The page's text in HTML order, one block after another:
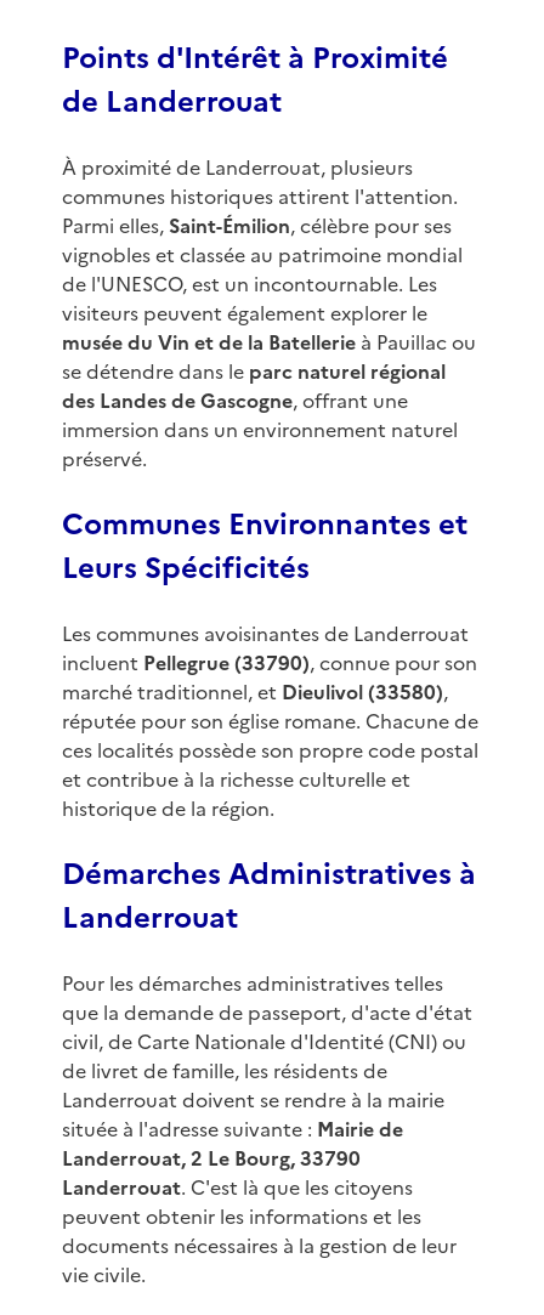
Points d'Intérêt à Proximité
de Landerrouat
À proximité de Landerrouat, plusieurs
communes historiques attirent l'attention.
Parmi elles, Saint-Émilion, célèbre pour ses
vignobles et classée au patrimoine mondial
de l'UNESCO, est un incontournable. Les
visiteurs peuvent également explorer le
musée du Vin et de la Batellerieà Pauillac ou
se détendre dans le parc naturel régional
des Landes de Gascogne, offrant une
immersion dans un environnement naturel
préservé.
Communes Environnantes et
Leurs Spécificités
Les communes avoisinantes de Landerrouat
incluent Pellegrue (33790), connue pour son
marché traditionnel, et Dieulivol (33580),
réputée pour son église romane. Chacune de
ces localités possède son propre code postal
et contribue à la richesse culturelle et
historique de la région.
Démarches Administratives à
Landerrouat
Pour les démarches administratives telles
que la demande de passeport, d'acte d'état
civil, de Carte Nationale d'Identité (CNI) ou
de livret de famille, les résidents de
Landerrouat doivent se rendre à la mairie
située à l'adresse suivante : Mairie de
Landerrouat, 2 Le Bourg, 33790
Landerrouat. C'est là que les citoyens
peuvent obtenir les informations et les
documents nécessaires à la gestion de leur
vie civile.